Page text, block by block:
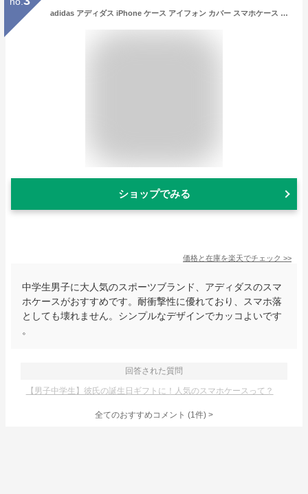
adidas アディダス iPhone ケース アイフォン カバー スマホケース 耐衝撃 TPU 光沢 ロゴ (ブラック ブルー レッド 黒 青 赤) iPhone13 iPhone13pro iPhone13mini iPhone13ProMax iPhone12/iPhone12pro 12mini iPhone12ProMax iPhoneSE2/SE3/6/6S/7/8 iPhoneX/XS
ショップでみる
価格と在庫を楽天でチェック >>
中学生男子に大人気のスポーツブランド、アディダスのスマ
ホケースがおすすめです。耐衝撃性に優れており、スマホ落
としても壊れません。シンプルなデザインでカッコよいです
。
回答された質問
【男子中学生】彼氏の誕生日ギフトに！人気のスマホケースって？
全てのおすすめコメント (1件) >